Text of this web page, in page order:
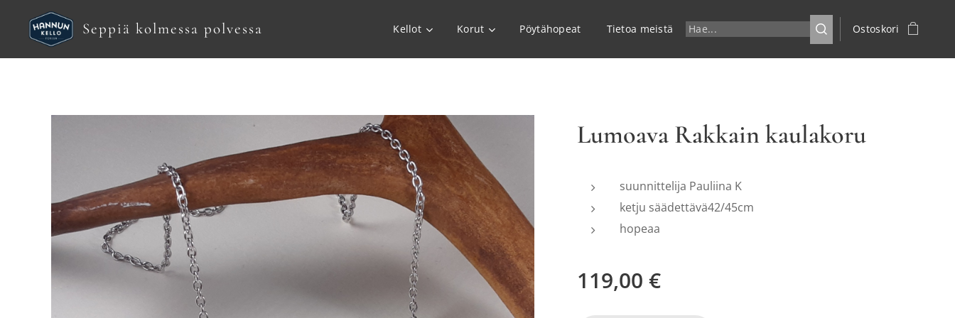
Seppiä kolmessa polvessa Kellot Korut Pöytähopeat Tietoa meistä Ostoskori
Lumoava Rakkain kaulakoru
suunnittelija Pauliina K
ketju säädettävä42/45cm
hopeaa
119,00 €